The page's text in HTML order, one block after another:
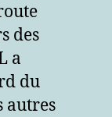
des
a
du
autres